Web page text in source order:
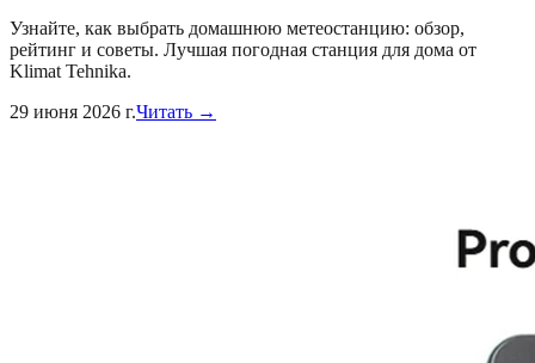
Узнайте, как выбрать домашнюю метеостанцию: обзор,
рейтинг и советы. Лучшая погодная станция для дома от
Klimat Tehnika.
29 июня 2026 г.Читать →